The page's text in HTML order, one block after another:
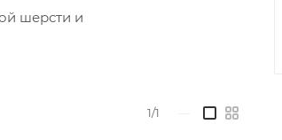
шерсти и
и безопасности
1/1